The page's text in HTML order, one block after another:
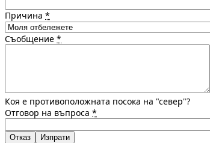
Причина *
Съобщение *
Коя е противоположната посока на "север"?
Отговор на въпроса *
Отказ